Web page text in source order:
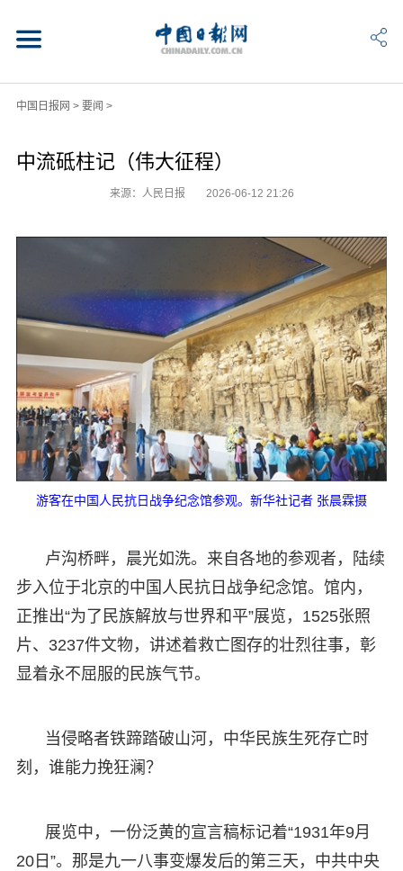
中国日报网 > 要闻 >
中流砥柱记（伟大征程）
来源：人民日报 2026-06-12 21:26
游客在中国人民抗日战争纪念馆参观。新华社记者 张晨霖摄
卢沟桥畔，晨光如洗。来自各地的参观者，陆续
步入位于北京的中国人民抗日战争纪念馆。馆内，
正推出“为了民族解放与世界和平”展览，1525张照
片、3237件文物，讲述着救亡图存的壮烈往事，彰
显着永不屈服的民族气节。
当侵略者铁蹄踏破山河，中华民族生死存亡时
刻，谁能力挽狂澜？
展览中，一份泛黄的宣言稿标记着“1931年9月
20日”。那是九一八事变爆发后的第三天，中共中央